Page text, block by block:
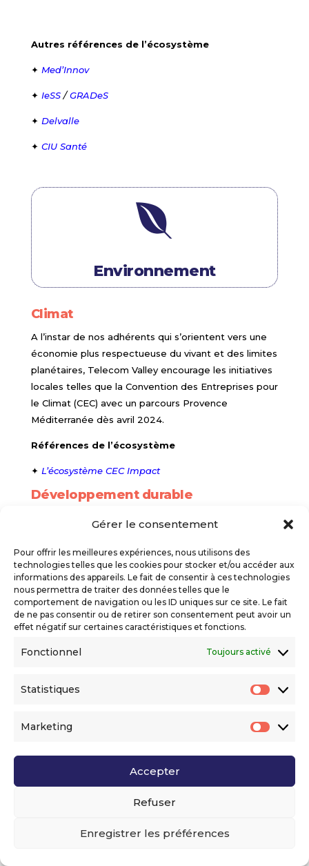
Gérer le consentement
Pour offrir les meilleures expériences, nous utilisons des
technologies telles que les cookies pour stocker et/ou accéder aux
informations des appareils. Le fait de consentir à ces technologies
nous permettra de traiter des données telles que le
comportement de navigation ou les ID uniques sur ce site. Le fait
de ne pas consentir ou de retirer son consentement peut avoir un
effet négatif sur certaines caractéristiques et fonctions.
Fonctionnel Toujours activé
Statistiques
Marketing
Accepter
Refuser
Enregistrer les préférences
Autres références de l’écosystème
✦ Med’Innov
✦ IeSS/GRADeS
✦ Delvalle
✦ CIU Santé

Environnement
Climat
A l’instar de nos adhérents qui s’orientent vers une
économie plus respectueuse du vivant et des limites
planétaires, Telecom Valley encourage les initiatives
locales telles que la Convention des Entreprises pour
le Climat (CEC) avec un parcours Provence
Méditerranée dès avril 2024.
Références de l’écosystème
✦ L’écosystème CEC Impact
Développement durable
Engagée au fil des ans dans la promotion de
s’oriente désormais vers la mise à disposition de
solutions pratiques : mesure d’impact
environnemental des logiciels et matériels,
laboratoire collaboratif, expérimentation de solutions
pour la transition énergétique en lien avec Polytech
Nice.
Références de l’écosystème
✦Institut Solutions ISIS
